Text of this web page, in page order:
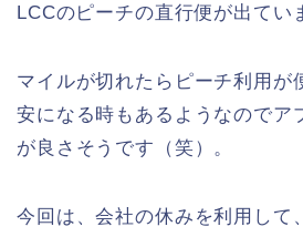
LCCのピーチの直行便が出てい
マイルが切れたらピーチ利用が
安になる時もあるようなのでア
が良さそうです（笑）。
今回は、会社の休みを利用して